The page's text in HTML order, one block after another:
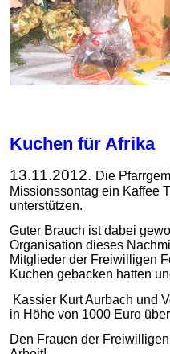
Kuchen für Afrika
13.11.2012. Die
Missionssontag ein Kaffee
unterstützen.
Guter Brauch ist dabei
Organisation dieses
Mitglieder der Freiwilligen
Kuchen gebacken hatten
Kassier Kurt Aurbach und
in Höhe von 1000 Euro
Den Frauen der